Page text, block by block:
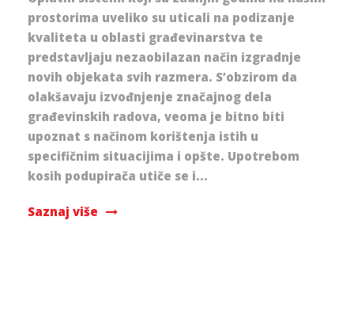
prostorima uveliko su uticali na podizanje
kvaliteta u oblasti građevinarstva te
predstavljaju nezaobilazan način izgradnje
novih objekata svih razmera. S’obzirom da
olakšavaju izvođnjenje značajnog dela
građevinskih radova, veoma je bitno biti
upoznat s načinom korištenja istih u
specifičnim situacijima i opšte. Upotrebom
kosih podupirača utiče se i...
Saznaj više